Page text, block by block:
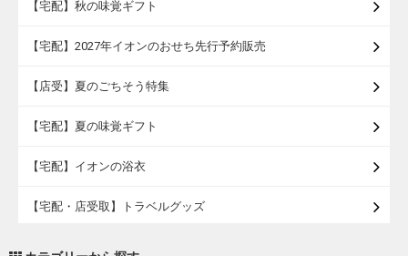
【宅配】秋の味覚ギフト
【宅配】2027年イオンのおせち先行予約販売
【店受】夏のごちそう特集
【宅配】夏の味覚ギフト
【宅配】イオンの浴衣
【宅配・店受取】トラベルグッズ